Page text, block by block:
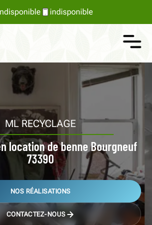
indisponible
ML RECYCLAGE
location de benne Bourgneuf
73390
NOS RÉALISATIONS
CONTACTEZ-NOUS